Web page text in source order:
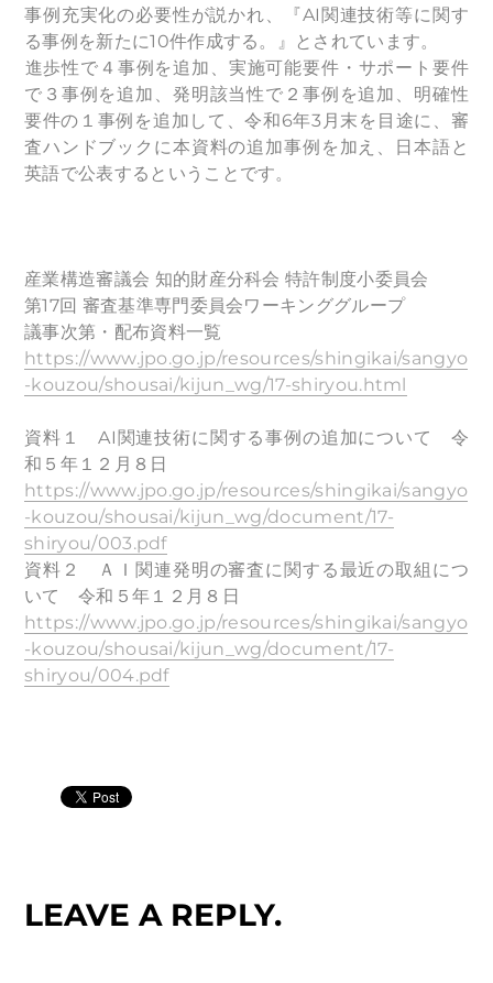
事例充実化の必要性が説かれ、『AI関連技術等に関す
る事例を新たに10件作成する。』とされています。
​進歩性で４事例を追加、実施可能要件・サポート要件
で３事例を追加、発明該当性で２事例を追加、明確性
要件の１事例を追加して、令和6年3月末を目途に、審
査ハンドブックに本資料の追加事例を加え、日本語と
英語で公表するということです。
産業構造審議会 知的財産分科会 特許制度小委員会
第17回 審査基準専門委員会ワーキンググループ
議事次第・配布資料一覧
https://www.jpo.go.jp/resources/shingikai/sangyo
-kouzou/shousai/kijun_wg/17-shiryou.html
資料１ AI関連技術に関する事例の追加について 令
和５年１２月８日
https://www.jpo.go.jp/resources/shingikai/sangyo
-kouzou/shousai/kijun_wg/document/17-
shiryou/003.pdf
資料２ ＡＩ関連発明の審査に関する最近の取組につ
いて 令和５年１２月８日
https://www.jpo.go.jp/resources/shingikai/sangyo
-kouzou/shousai/kijun_wg/document/17-
shiryou/004.pdf
LEAVE A REPLY.